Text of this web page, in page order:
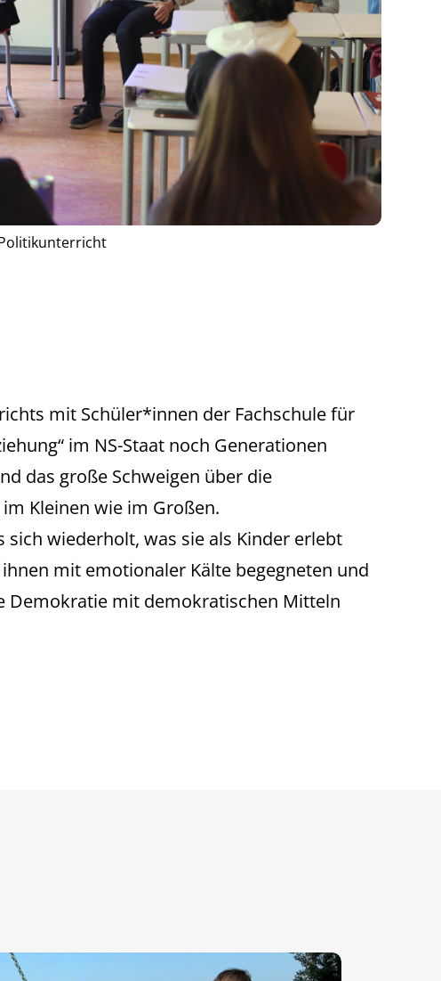
mit Schüler*innen der Fachschule für
im NS-Staat noch Generationen
das große Schweigen über die
Kleinen wie im Großen.
sich wiederholt, was sie als Kinder erlebt
mit emotionaler Kälte begegneten und
Demokratie mit demokratischen Mitteln